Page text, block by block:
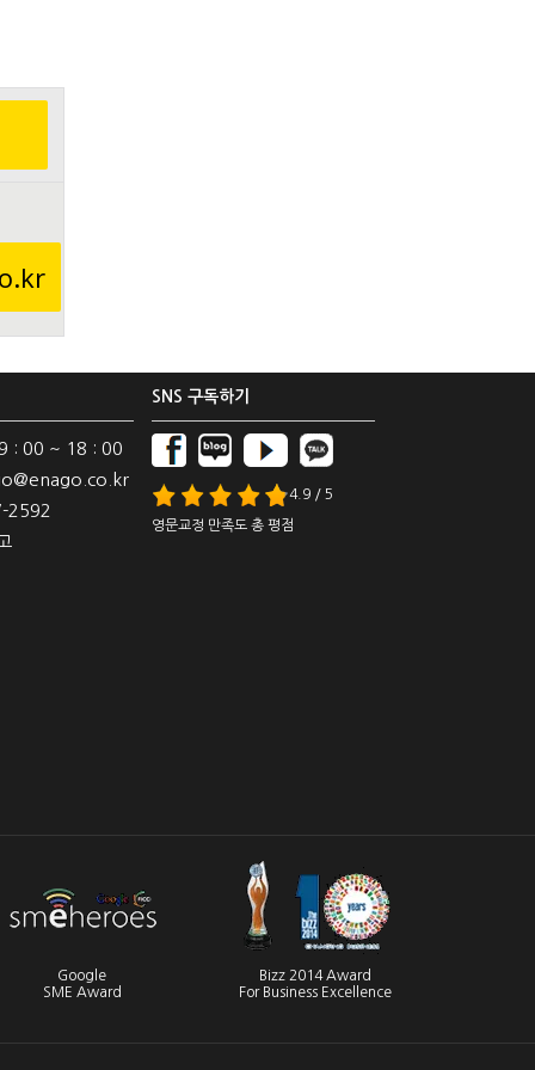
: 00 ~ 18 : 00
2592
SNS 구독하기
4.9 / 5
영문교정 만족도 총 평점
Google
SME Award
Bizz 2014 Award
For Business Excellence